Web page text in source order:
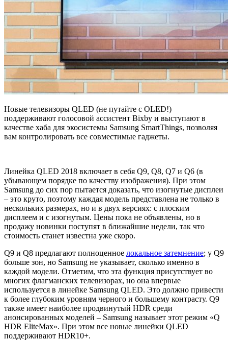
Новые телевизоры QLED (не путайте с OLED!)
поддерживают голосовой ассистент Bixby и выступают в
качестве хаба для экосистемы Samsung SmartThings, позволяя
вам контролировать все совместимые гаджеты.
Линейка QLED 2018 включает в себя Q9, Q8, Q7 и Q6 (в
убывающем порядке по качеству изображения). При этом
Samsung до сих пор пытается доказать, что изогнутые дисплеи
– это круто, поэтому каждая модель представлена не только в
нескольких размерах, но и в двух версиях: с плоским
дисплеем и с изогнутым. Цены пока не объявлены, но в
продажу новинки поступят в ближайшие недели, так что
стоимость станет известна уже скоро.
Q9 и Q8 предлагают полноценное локальное затемнение; у Q9
больше зон, но Samsung не указывает, сколько именно в
каждой модели. Отметим, что эта функция присутствует во
многих флагманских телевизорах, но она впервые
используется в линейке Samsung QLED. Это должно привести
к более глубоким уровням черного и большему контрасту. Q9
также имеет наиболее продвинутый HDR среди
анонсированных моделей – Samsung называет этот режим «Q
HDR EliteMax». При этом все новые линейки QLED
поддерживают HDR10+.